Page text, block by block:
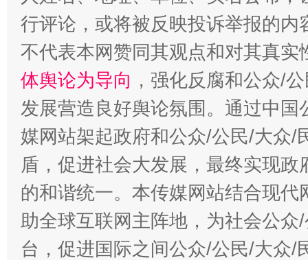
“蜀中异人”王建安的艺术幻境
行评论，或将被反映投诉举报的
不代表本网赞同其观点和对其真实
体舆论为导向 ，强化反腐和公众/
发展营造良好舆论氛围。通过中
媒网站架起政府和公众/公民/大众/
盾，促进社会大发展，最终实现
的和谐统一。本传媒网站结合现
助全球互联网主阵地，为社会公
台，促进国际之间公众/公民/大众/